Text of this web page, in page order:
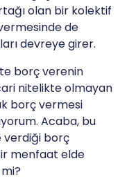
olan bir kolektif
de
devreye girer.
borç verenin
nitelikte olmayan
borç vermesi
Acaba, bu
verdiği borç
menfaat elde